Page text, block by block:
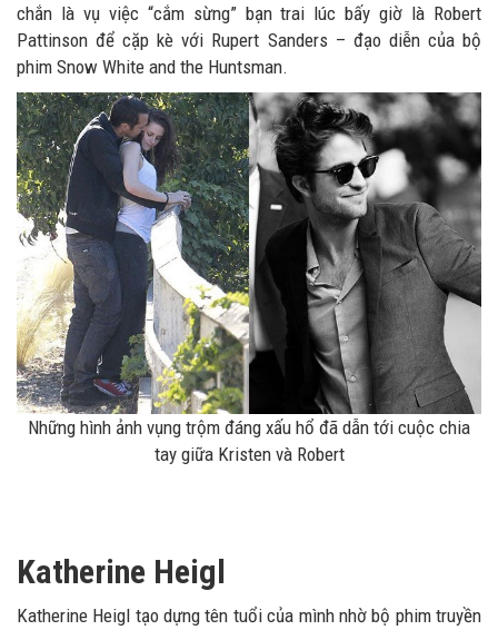
chắn là vụ việc “cắm sừng” bạn trai lúc bấy giờ là Robert
Pattinson để cặp kè với Rupert Sanders – đạo diễn của bộ
phim Snow White and the Huntsman.
Những hình ảnh vụng trộm đáng xấu hổ đã dẫn tới cuộc chia
tay giữa Kristen và Robert
Katherine Heigl
Katherine Heigl tạo dựng tên tuổi của mình nhờ bộ phim truyền